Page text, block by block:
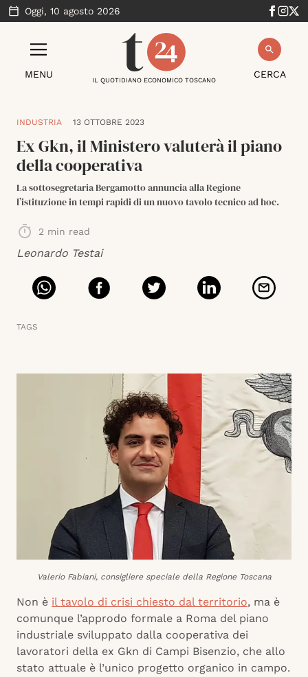
Oggi, 10 agosto 2026
MENU CERCA
IL QUOTIDIANO ECONOMICO TOSCANO
INDUSTRIA 13 OTTOBRE 2023
Ex Gkn, il Ministero valuterà il piano
della cooperativa
La sottosegretaria Bergamotto annuncia alla Regione
l’istituzione in tempi rapidi di un nuovo tavolo tecnico ad hoc.
2 min read
Leonardo Testai
TAGS
Valerio Fabiani, consigliere speciale della Regione Toscana
Non è il tavolo di crisi chiesto dal territorio, ma è
comunque l’approdo formale a Roma del piano
industriale sviluppato dalla cooperativa dei
lavoratori della ex Gkn di Campi Bisenzio, che allo
stato attuale è l’unico progetto organico in campo.